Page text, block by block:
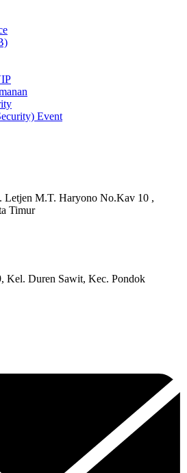
Event
M.T. Haryono No.Kav 10 ,
Timur
Kel. Duren Sawit, Kec. Pondok